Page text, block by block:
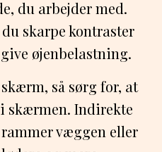
du arbejder med.
skarpe kontraster
øjenbelastning.
så sørg for, at
skærmen. Indirekte
væggen eller